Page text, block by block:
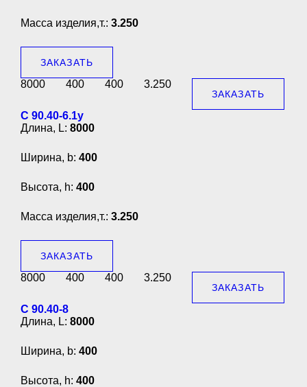
Масса изделия,т.: 3.250
ЗАКАЗАТЬ
8000 400 400 3.250
ЗАКАЗАТЬ
С 90.40-6.1у
Длина, L: 8000
Ширина, b: 400
Высота, h: 400
Масса изделия,т.: 3.250
ЗАКАЗАТЬ
8000 400 400 3.250
ЗАКАЗАТЬ
С 90.40-8
Длина, L: 8000
Ширина, b: 400
Высота, h: 400